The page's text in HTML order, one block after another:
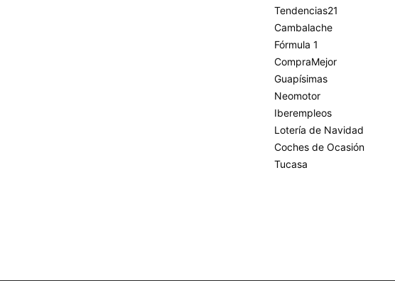
Tendencias21
Cambalache
Fórmula 1
CompraMejor
Guapísimas
Neomotor
Iberempleos
Lotería de Navidad
Coches de Ocasión
Tucasa